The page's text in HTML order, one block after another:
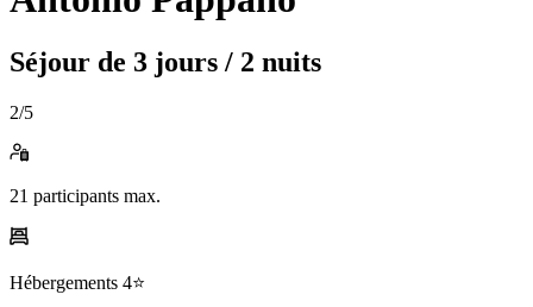
Séjour de 3 jours / 2 nuits
2/5
21 participants max.
Hébergements 4⭐️